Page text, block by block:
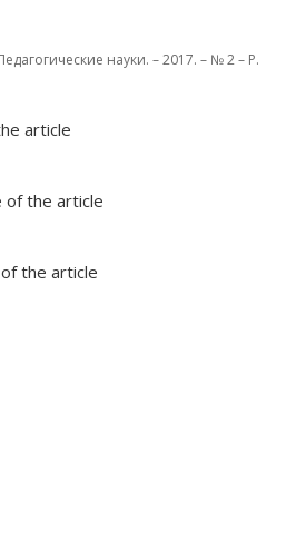
науки. – 2017. – № 2 – P.
article
of the article
the article